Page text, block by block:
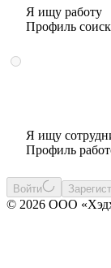
Я ищу работу
Профиль
Я ищу
Профиль
Войти
© 2026 ООО